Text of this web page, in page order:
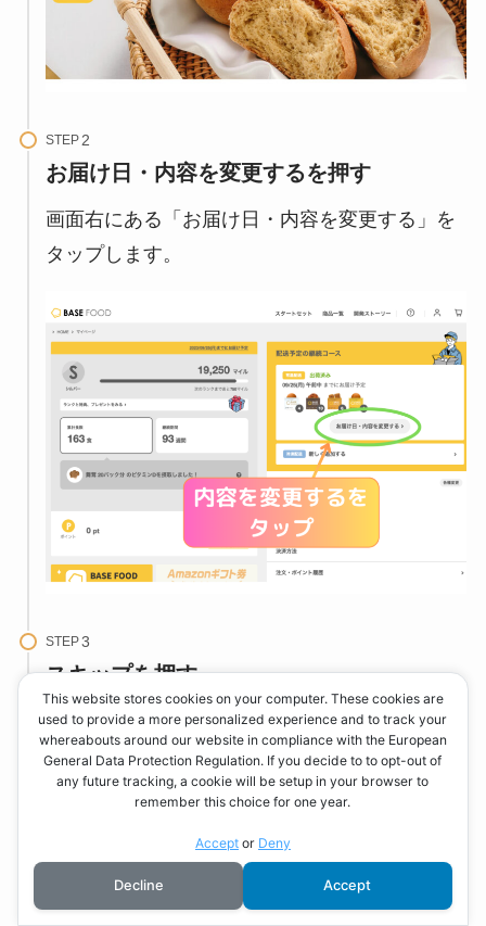
STEP
お届け日・内容を変更するを押す
画面右にある「お届け日・内容を変更する」を
タップします。
STEP
スキップを押す
画面中央にある「スキップ」をタップします。
This website stores cookies on your computer. These cookies are
used to provide a more personalized experience and to track your
whereabouts around our website in compliance with the European
General Data Protection Regulation. If you decide to to opt-out of
any future tracking, a cookie will be setup in your browser to
remember this choice for one year.
Acceptor Deny
Decline Accept